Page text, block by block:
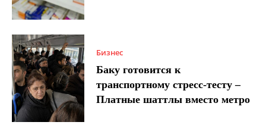
Бизнес
Баку готовится к
транспортному стресс-тесту –
Платные шаттлы вместо метро